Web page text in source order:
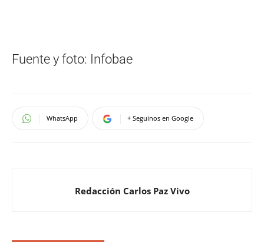
Fuente y foto: Infobae
WhatsApp + Seguinos en Google
Redacción Carlos Paz Vivo